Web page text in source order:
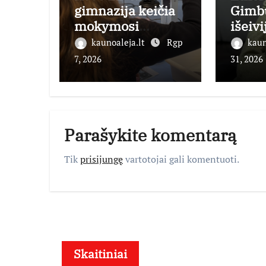
gimnazija keičia
mokymosi
kultūrą: nuo žinių
kaupimo – prie jų
supratimo ir
taikymo
kaunoaleja.lt
Rgp
7, 2026
būti
31, 2026
Parašykite komentarą
Tikprisijungęvartotojai gali komentuoti.
Skaitiniai